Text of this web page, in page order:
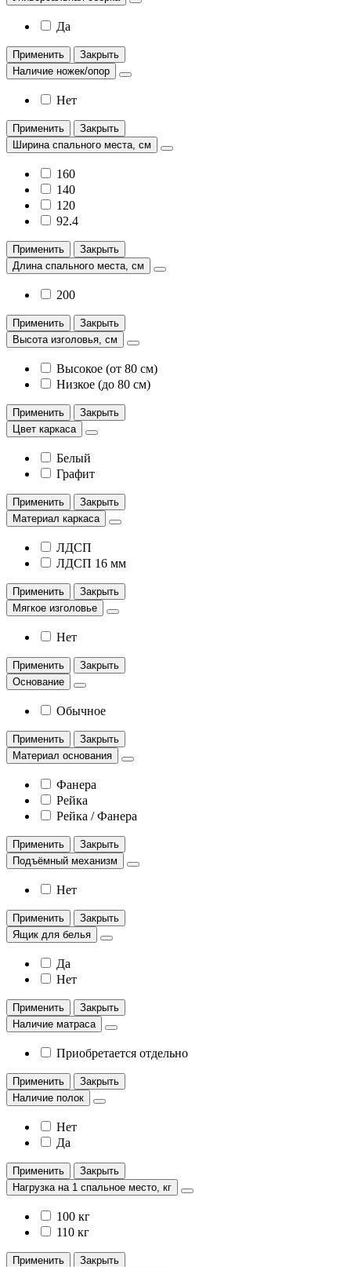
Да
Применить
Закрыть
Наличие ножек/опор
Нет
Применить
Закрыть
Ширина спального места, см
160
140
120
92.4
Применить
Закрыть
Длина спального места, см
200
Применить
Закрыть
Высота изголовья, см
Высокое (от 80 см)
Низкое (до 80 см)
Применить
Закрыть
Цвет каркаса
Белый
Графит
Применить
Закрыть
Материал каркаса
ЛДСП
ЛДСП 16 мм
Применить
Закрыть
Мягкое изголовье
Нет
Применить
Закрыть
Основание
Обычное
Применить
Закрыть
Материал основания
Фанера
Рейка
Рейка / Фанера
Применить
Закрыть
Подъёмный механизм
Нет
Применить
Закрыть
Ящик для белья
Да
Нет
Применить
Закрыть
Наличие матраса
Приобретается отдельно
Применить
Закрыть
Наличие полок
Нет
Да
Применить
Закрыть
Нагрузка на 1 спальное место, кг
100 кг
110 кг
Применить
Закрыть